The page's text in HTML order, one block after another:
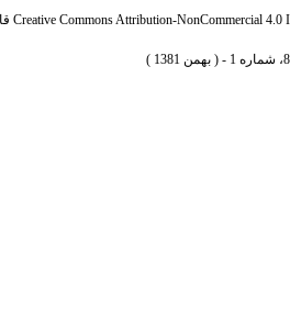
Creative Commons Attribution-NonCommercial 4.0
)